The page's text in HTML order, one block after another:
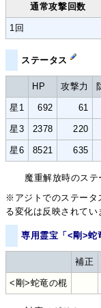
通常攻撃回数
1回
ステータス
HP 攻撃力
星1 692 61
星3 2378 220
星6 8521 635
魔重解放時のステ
※アジトでのステータ
る変化は反映されてい
専用霊宝「<剛>蛇
補正
<剛>蛇竜の棍